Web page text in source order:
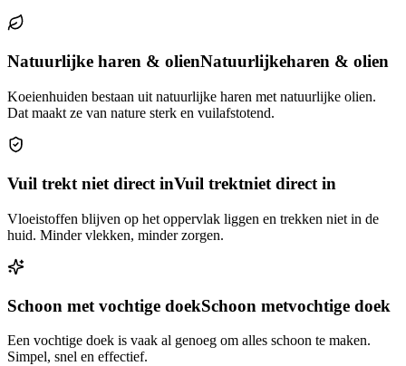
Natuurlijke haren & olienNatuurlijkeharen & olien
Koeienhuiden bestaan uit natuurlijke haren met natuurlijke olien.
Dat maakt ze van nature sterk en vuilafstotend.
Vuil trekt niet direct inVuil trektniet direct in
Vloeistoffen blijven op het oppervlak liggen en trekken niet in de
huid. Minder vlekken, minder zorgen.
Schoon met vochtige doekSchoon metvochtige doek
Een vochtige doek is vaak al genoeg om alles schoon te maken.
Simpel, snel en effectief.